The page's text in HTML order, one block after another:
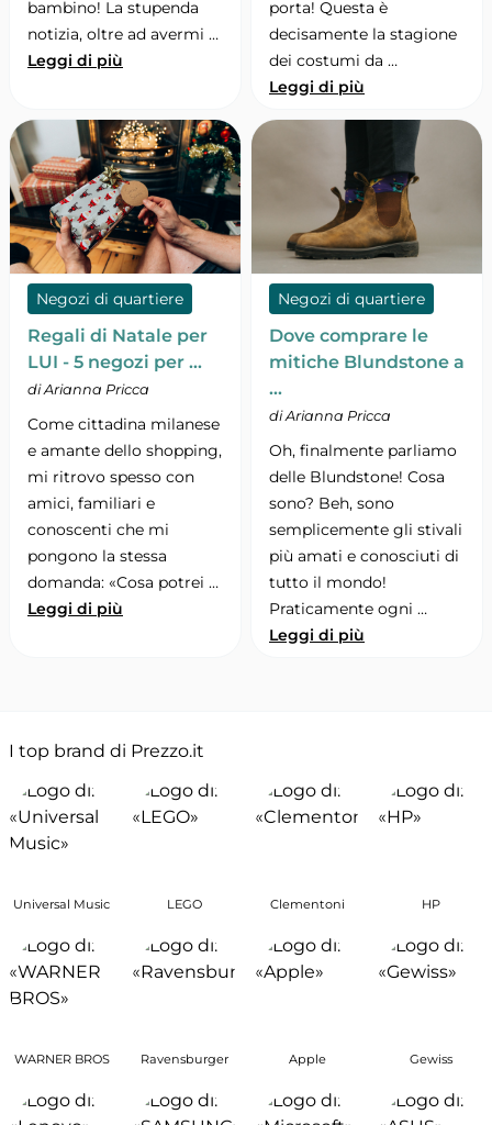
bambino! La stupenda
notizia, oltre ad avermi …
Leggi di più
porta! Questa è
decisamente la stagione
dei costumi da …
Leggi di più
Negozi di quartiere
Regali di Natale per
LUI - 5 negozi per …
di Arianna Pricca
Come cittadina milanese
e amante dello shopping,
mi ritrovo spesso con
amici, familiari e
conoscenti che mi
pongono la stessa
domanda: «Cosa potrei …
Leggi di più
Negozi di quartiere
Dove comprare le
mitiche Blundstone a
…
di Arianna Pricca
Oh, finalmente parliamo
delle Blundstone! Cosa
sono? Beh, sono
semplicemente gli stivali
più amati e conosciuti di
tutto il mondo!
Praticamente ogni …
Leggi di più
I top brand di Prezzo.it
Universal Music LEGO Clementoni HP
WARNER BROS Ravensburger Apple Gewiss